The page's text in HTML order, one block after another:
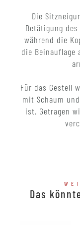
Die
Betätigung
während die
die Beinauflage
Für das Gestell
mit Schaum
ist. Getragen
Das